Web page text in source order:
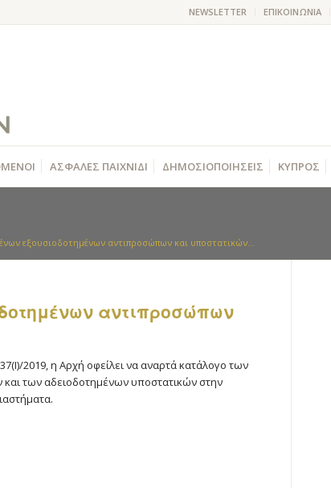
NEWSLETTER ΕΠΙΚΟΙΝΩΝΙΑ
ΑΣΦΑΛΕΣ ΠΑΙΧΝΙΔΙ ΔΗΜΟΣΙΟΠΟΙΗΣΕΙΣ ΚΥΠΡΟΣ
εξουσιοδοτημένων αντιπροσώπων και υποστατικών...
αντιπροσώπων
2019, η Αρχή οφείλει να αναρτά κατάλογο των
των αδειοδοτημένων υποστατικών στην